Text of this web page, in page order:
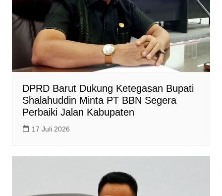
DPRD Barut Dukung Ketegasan Bupati
Shalahuddin Minta PT BBN Segera
Perbaiki Jalan Kabupaten
17 Juli 2026